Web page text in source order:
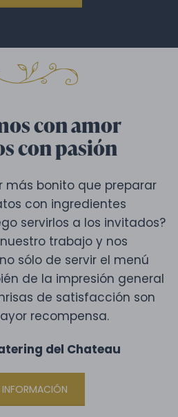
con amor
con pasión
más bonito que preparar
con ingredientes
servirlos a los invitados?
trabajo y nos
sólo de servir el menú
de la impresión general
de satisfacción son
recompensa.
del Chateau